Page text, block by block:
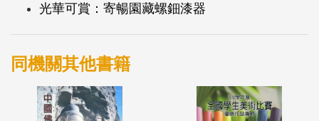
光華可賞：寄暢園藏螺鈿漆器
同機關其他書籍